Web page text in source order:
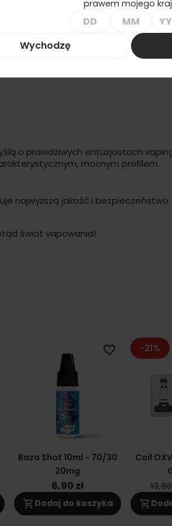
energy drinka
dzięki
intensywnych i
o prawdziwych entuzjastach
mocnym profilem.
najwyższą jakość i
świat vapowania!
Baza Shot 10ml - 70/30
20mg
6,90 zł
shopping_cart Dodaj do koszyka
favorite_border
Coil
shopping_cart
-21%
prawem mojego
Wychodzę